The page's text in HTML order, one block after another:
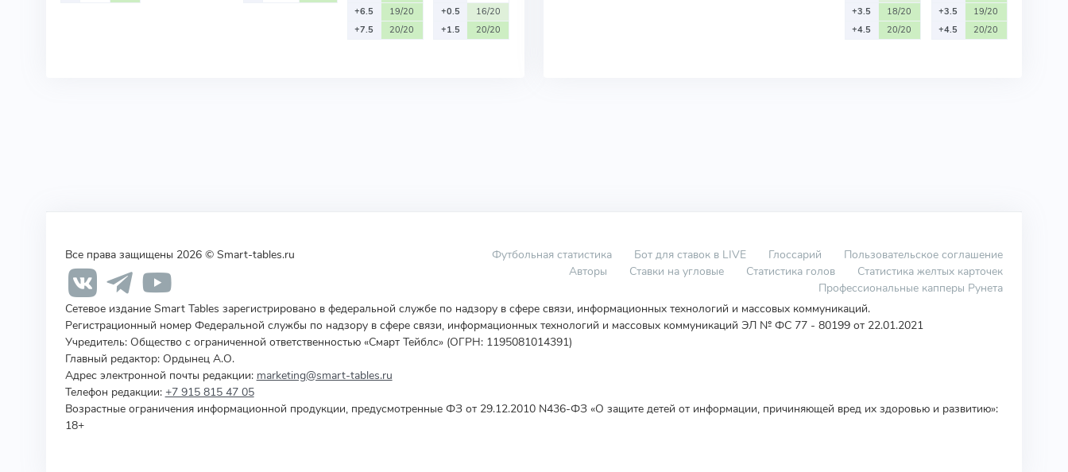
+6.5
19/20
+7.5
20/20
+0.5
16/20
+1.5
20/20
+3.5
18/20
+4.5
20/20
+3.5
19/20
+4.5
20/20
Все права защищены 2026 © Smart-tables.ru Футбольная статистика Бот для ставок в LIVE Глоссарий
Пользовательское соглашение
Авторы
Ставки на угловые Статистика голов
Статистика желтых карточек
Профессиональные капперы Рунета
Сетевое издание Smart Tables зарегистрировано в федеральной службе по надзору в сфере связи, информационных технологий и массовых коммуникаций.
Регистрационный номер Федеральной службы по надзору в сфере связи, информационных технологий и массовых коммуникаций ЭЛ № ФС 77 - 80199 от 22.01.2021
Учредитель: Общество с ограниченной ответственностью «Смарт Тейблс» (ОГРН: 1195081014391)
Главный редактор: Ордынец А.О.
Адрес электронной почты редакции: marketing@smart-tables.ru
Телефон редакции: +7 915 815 47 05
Возрастные ограничения информационной продукции, предусмотренные ФЗ от 29.12.2010 N436-ФЗ «О защите детей от информации, причиняющей вред их здоровью и развитию»:
18+